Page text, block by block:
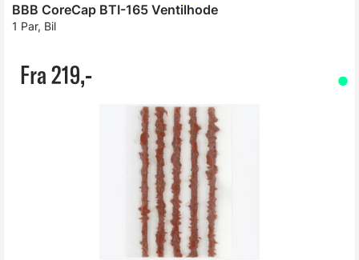
BBB CoreCap BTI-165 Ventilhode
1 Par, Bil
Fra 219,-